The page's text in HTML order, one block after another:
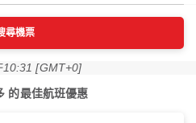
尋機票
[GMT+0]
的最佳航班優惠